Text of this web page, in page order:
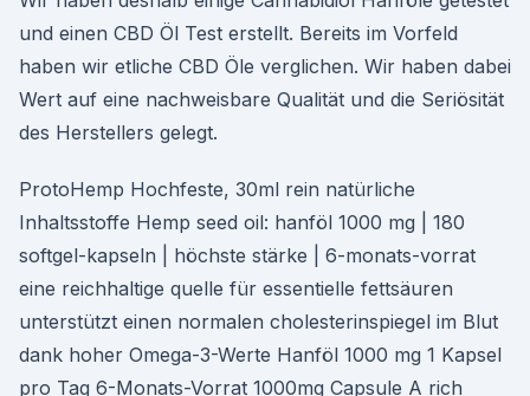
und einen CBD Öl Test erstellt. Bereits im Vorfeld
haben wir etliche CBD Öle verglichen. Wir haben dabei
Wert auf eine nachweisbare Qualität und die Seriösität
des Herstellers gelegt.
ProtoHemp Hochfeste, 30ml rein natürliche
Inhaltsstoffe Hemp seed oil: hanföl 1000 mg | 180
softgel-kapseln | höchste stärke | 6-monats-vorrat
eine reichhaltige quelle für essentielle fettsäuren
unterstützt einen normalen cholesterinspiegel im Blut
dank hoher Omega-3-Werte Hanföl 1000 mg 1 Kapsel
pro Tag 6-Monats-Vorrat 1000mg Capsule A rich